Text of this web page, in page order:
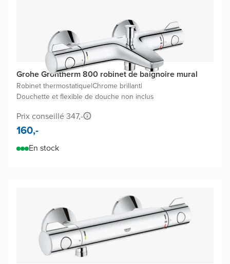
Grohe Grohtherm 800 robinet de baignoire mural
Robinet thermostatique|Chrome brillant|
Douchette et flexible de douche non inclus
Prix conseillé 347,-
160,-
En stock